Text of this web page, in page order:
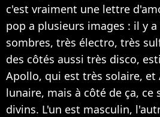
c'est vraiment une lettre
pop a plusieurs images : il y
sombres, très électro, très
des côtés aussi très disco,
Apollo, qui est très solaire,
lunaire, mais à côté de ça, ce
divins. L'un est masculin,